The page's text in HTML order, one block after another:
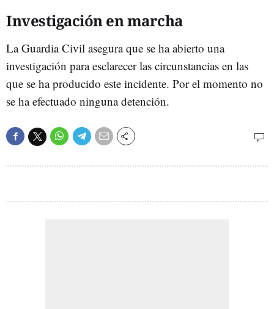
Investigación en marcha
La Guardia Civil asegura que se ha abierto una
investigación para esclarecer las circunstancias en las
que se ha producido este incidente. Por el momento no
se ha efectuado ninguna detención.